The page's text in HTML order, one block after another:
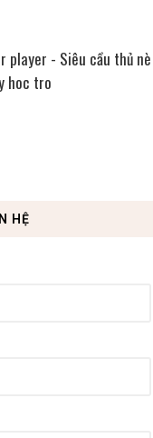
player - Siêu cầu thủ
hoc tro
HỆ